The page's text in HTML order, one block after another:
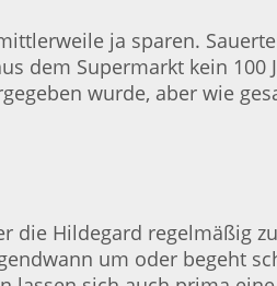
ja sparen.
dem Supermarkt kein 100
wurde, aber wie
die Hildegard regelmäßig
um oder begeht